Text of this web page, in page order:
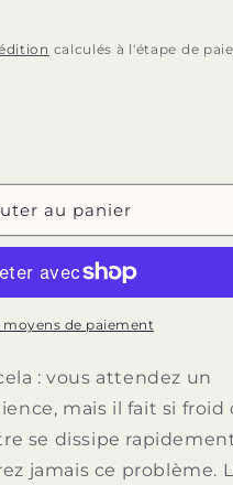
calculés à l'étape de
au panier
moyens de paiement
: vous attendez un
mais il fait si froid
se dissipe
jamais ce problème.